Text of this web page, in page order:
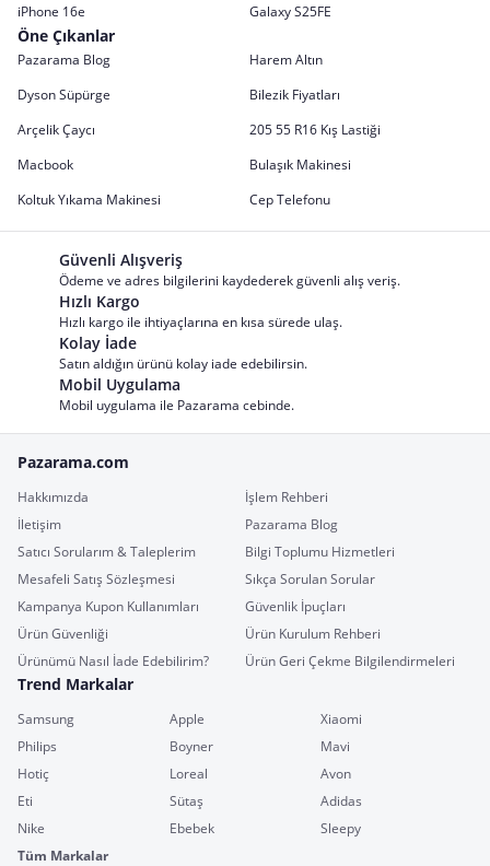
iPhone 16e Galaxy S25FE
Öne Çıkanlar
Pazarama Blog
Harem Altın
Dyson Süpürge
Bilezik Fiyatları
Arçelik Çaycı
205 55 R16 Kış Lastiği
Macbook
Bulaşık Makinesi
Koltuk Yıkama Makinesi
Cep Telefonu
Güvenli Alışveriş
Ödeme ve adres bilgilerini kaydederek güvenli alış veriş.
Hızlı Kargo
Hızlı kargo ile ihtiyaçlarına en kısa sürede ulaş.
Kolay İade
Satın aldığın ürünü kolay iade edebilirsin.
Mobil Uygulama
Mobil uygulama ile Pazarama cebinde.
Pazarama.com
Hakkımızda
İşlem Rehberi
İletişim
Pazarama Blog
Satıcı Sorularım & Taleplerim
Bilgi Toplumu Hizmetleri
Mesafeli Satış Sözleşmesi
Sıkça Sorulan Sorular
Kampanya Kupon Kullanımları
Güvenlik İpuçları
Ürün Güvenliği
Ürün Kurulum Rehberi
Ürünümü Nasıl İade Edebilirim?
Ürün Geri Çekme Bilgilendirmeleri
Trend Markalar
Samsung Apple
Xiaomi
Philips
Boyner
Mavi
Hotiç
Loreal
Avon
Eti
Sütaş
Adidas
Nike
Ebebek
Sleepy
Tüm Markalar